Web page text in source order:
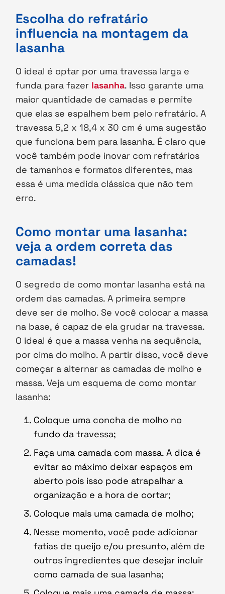
Escolha do refratário
influencia na montagem da
lasanha
O ideal é optar por uma travessa larga e
funda para fazer lasanha. Isso garante uma
maior quantidade de camadas e permite
que elas se espalhem bem pelo refratário. A
travessa 5,2 x 18,4 x 30 cm é uma sugestão
que funciona bem para lasanha. É claro que
você também pode inovar com refratários
de tamanhos e formatos diferentes, mas
essa é uma medida clássica que não tem
erro.
Como montar uma lasanha:
veja a ordem correta das
camadas!
O segredo de como montar lasanha está na
ordem das camadas. A primeira sempre
deve ser de molho. Se você colocar a massa
na base, é capaz de ela grudar na travessa.
O ideal é que a massa venha na sequência,
por cima do molho. A partir disso, você deve
começar a alternar as camadas de molho e
massa. Veja um esquema de como montar
lasanha:
Coloque uma concha de molho no
fundo da travessa;
Faça uma camada com massa. A dica é
evitar ao máximo deixar espaços em
aberto pois isso pode atrapalhar a
organização e a hora de cortar;
Coloque mais uma camada de molho;
Nesse momento, você pode adicionar
fatias de queijo e/ou presunto, além de
outros ingredientes que desejar incluir
como camada de sua lasanha;